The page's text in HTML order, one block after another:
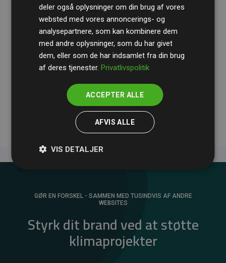
RevisionshusetBDOgennemgår løbende vores
beregninger og metode for at sikre gennemsigtighed
og pålidelighed.
Deres revision dokumenterer, at vores investeringer i
medlemmernes websites estimerede CO₂-
GØR EN FORSKEL - SAMMEN MED TUSINDVIS AF ANDRE
WEBSITES
Styrk dit brand ved at støtte
klimaprojekter
deler også oplysninger om din brug af vores
websted med vores annoncerings- og
analysepartnere, som kan kombinere dem
med andre oplysninger, som du har givet
dem, eller som de har indsamlet fra din brug
af deres tjenester.Privatlivspolitik
ACCEPTER ALLE
AFVIS ALLE
VIS DETALJER